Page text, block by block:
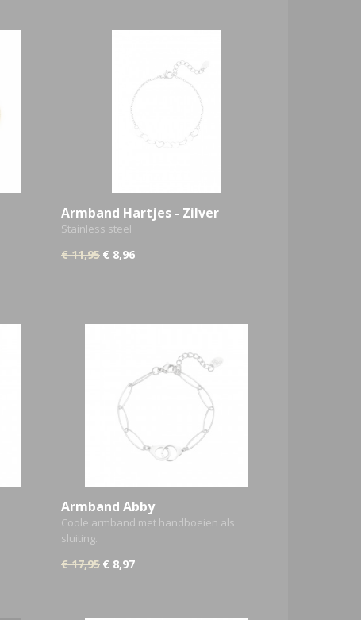
Armband Hartjes - Zilver
Stainless steel
€ 11,95 € 8,96
Armband Abby
Coole armband met handboeien als
sluiting.
€ 17,95 € 8,97